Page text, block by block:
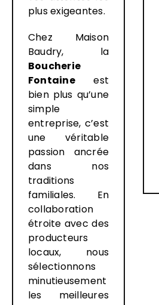
plus exigeantes.
Chez Maison
Baudry, la
Boucherie
Fontaineest
bien plus qu’une
simple
entreprise, c’est
une véritable
passion ancrée
dans nos
traditions
familiales. En
collaboration
étroite avec des
producteurs
locaux, nous
sélectionnons
minutieusement
les meilleures